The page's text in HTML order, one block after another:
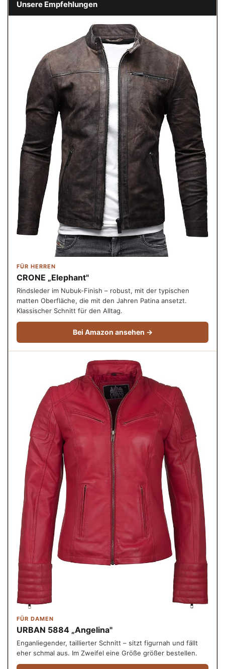
Unsere Empfehlungen
FÜR HERREN
CRONE „Elephant"
Rindsleder im Nubuk-Finish – robust, mit der typischen
matten Oberfläche, die mit den Jahren Patina ansetzt.
Klassischer Schnitt für den Alltag.
Bei Amazon ansehen →
FÜR DAMEN
URBAN 5884 „Angelina"
Enganliegender, taillierter Schnitt – sitzt figurnah und fällt
eher schmal aus. Im Zweifel eine Größe größer bestellen.